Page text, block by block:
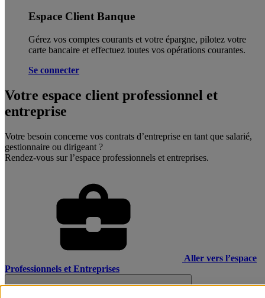
Espace Client Banque
Gérez vos comptes courants et votre épargne, pilotez votre
carte bancaire et effectuez toutes vos opérations courantes.
Se connecter
Votre espace client professionnel et
entreprise
Votre besoin concerne vos contrats d’entreprise en tant que salarié,
gestionnaire ou dirigeant ?
Rendez-vous sur l’espace professionnels et entreprises.
Aller vers l’espace
Professionnels et Entreprises